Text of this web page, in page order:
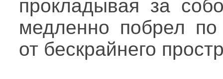
прокладывая за
медленно побрел
от бескрайнего